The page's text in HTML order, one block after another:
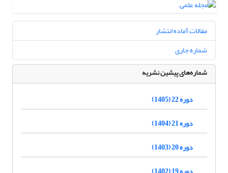
مقالات آماده انتشار
شماره جاری
شماره‌های پیشین نشریه
دوره 22 (1405)
دوره 21 (1404)
دوره 20 (1403)